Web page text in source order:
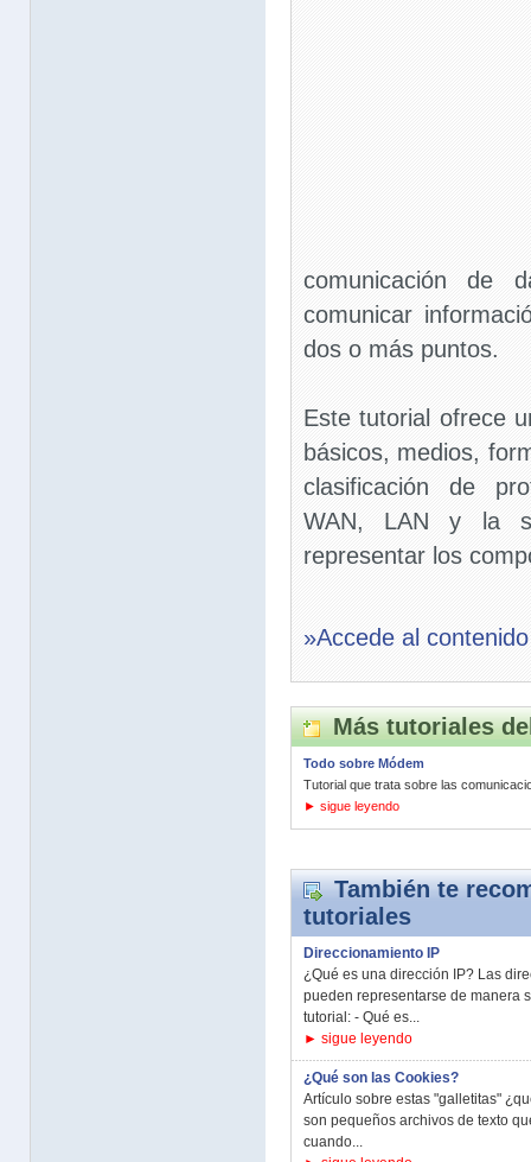
comunicación de
comunicar
dos o más puntos.
Este tutorial ofrece
básicos, medios,
clasificación de
WAN, LAN y la
representar los
»Accede al
Más tutoriales
Todo sobre Módem
Tutorial que trata sobre las
► sigue leyendo
También te
tutoriales
Direccionamiento IP
¿Qué es una dirección IP? Las
pueden representarse de manera
tutorial: - Qué es...
► sigue leyendo
¿Qué son las Cookies?
Artículo sobre estas "galletitas"
son pequeños archivos de texto
cuando...